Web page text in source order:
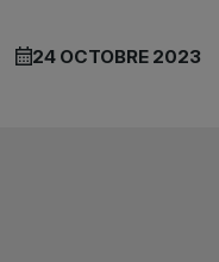
24 OCTOBRE 2023